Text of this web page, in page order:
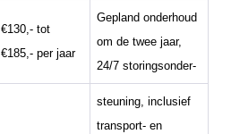
€130,- tot
€185,- per jaar
Gepland onderhoud
om de twee jaar,
24/7 storingsonder-
steuning, inclusief
transport- en